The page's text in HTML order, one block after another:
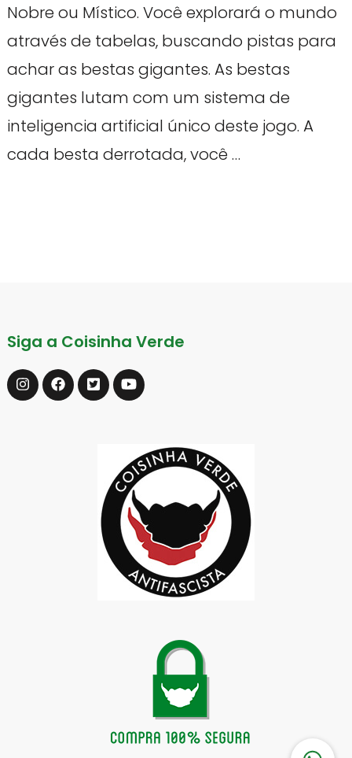
Nobre ou Místico. Você explorará o mundo
através de tabelas, buscando pistas para
achar as bestas gigantes. As bestas
gigantes lutam com um sistema de
inteligencia artificial único deste jogo. A
cada besta derrotada, você …
Siga a Coisinha Verde